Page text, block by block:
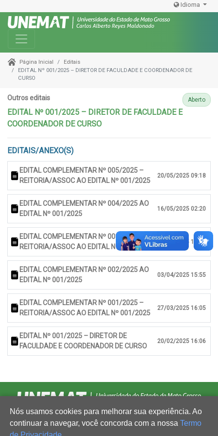
Idioma
Toggle navigation
Página Inicial
Editais
EDITAL Nº 001/2025 – DIRETOR DE FACULDADE E COORDENADOR DE
CURSO
Outros editais Aberto
EDITAL Nº 001/2025 – DIRETOR DE FACULDADE E
COORDENADOR DE CURSO
EDITAIS/ANEXO(S)
EDITAL COMPLEMENTAR Nº 005/2025 –
REITORIA/ASSOC AO EDITAL Nº 001/2025
20/05/2025 09:18
EDITAL COMPLEMENTAR Nº 004/2025 AO
EDITAL Nº 001/2025
16/05/2025 02:20
EDITAL COMPLEMENTAR Nº 003/2025 –
REITORIA/ASSOC AO EDITAL Nº 001/2025
13/05/2025 15:56
EDITAL COMPLEMENTAR Nº 002/2025 AO
EDITAL Nº 001/2025
03/04/2025 15:55
EDITAL COMPLEMENTAR Nº 001/2025 –
REITORIA/ASSOC AO EDITAL Nº 001/2025
27/03/2025 16:05
EDITAL Nº 001/2025 – DIRETOR DE
FACULDADE E COORDENADOR DE CURSO
20/02/2025 16:06
Nós usamos cookies para melhorar sua experiência. Ao
continuar a navegar, você concorda com a nossa Termo